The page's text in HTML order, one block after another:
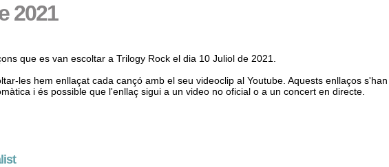
2021
que es van escoltar a Trilogy Rock el dia 10 Juliol de 2021.
les hem enllaçat cada cançó amb el seu videoclip al Youtube. Aquests enllaços s'han
i és possible que l'enllaç sigui a un video no oficial o a un concert en directe.